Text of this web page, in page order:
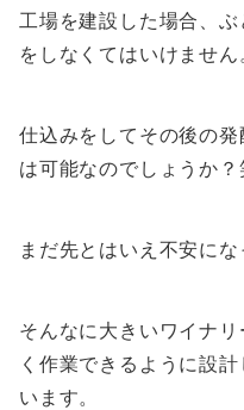
工場を建設した場合、
をしなくてはいけません
仕込みをしてその後の
は可能なのでしょうか？
まだ先とはいえ不安にな
そんなに大きいワイナ
く作業できるように設
います。